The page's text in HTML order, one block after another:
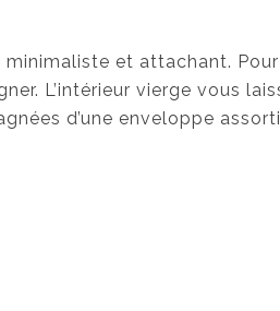
et attachant.
L’intérieur vierge vous
d’une enveloppe